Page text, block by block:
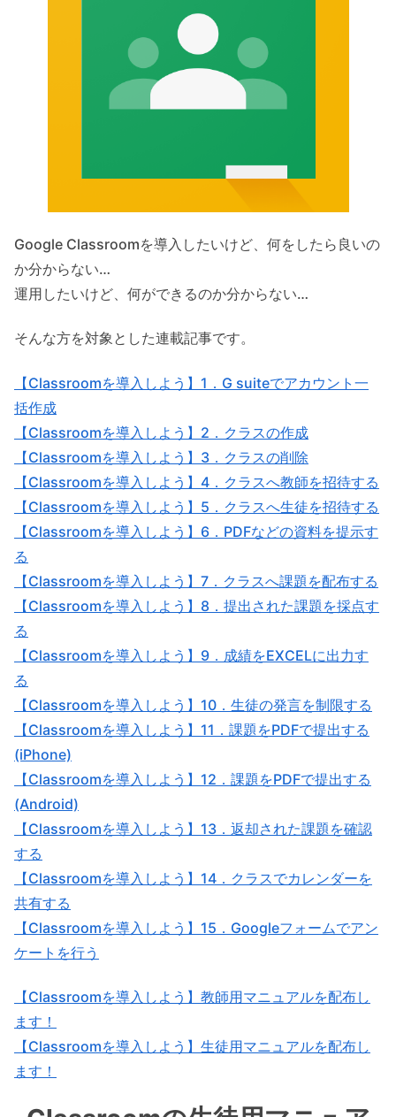
Google Classroomを導入したいけど、何をしたら良いの
か分からない…
運用したいけど、何ができるのか分からない…
そんな方を対象とした連載記事です。
【Classroomを導入しよう】1．G suiteでアカウント一
括作成
【Classroomを導入しよう】2．クラスの作成
【Classroomを導入しよう】3．クラスの削除
【Classroomを導入しよう】4．クラスへ教師を招待する
【Classroomを導入しよう】5．クラスへ生徒を招待する
【Classroomを導入しよう】6．PDFなどの資料を提示す
る
【Classroomを導入しよう】7．クラスへ課題を配布する
【Classroomを導入しよう】8．提出された課題を採点す
る
【Classroomを導入しよう】9．成績をEXCELに出力す
る
【Classroomを導入しよう】10．生徒の発言を制限する
【Classroomを導入しよう】11．課題をPDFで提出する
(iPhone)
【Classroomを導入しよう】12．課題をPDFで提出する
(Android)
【Classroomを導入しよう】13．返却された課題を確認
する
【Classroomを導入しよう】14．クラスでカレンダーを
共有する
【Classroomを導入しよう】15．Googleフォームでアン
ケートを行う
【Classroomを導入しよう】教師用マニュアルを配布し
ます！
【Classroomを導入しよう】生徒用マニュアルを配布し
ます！